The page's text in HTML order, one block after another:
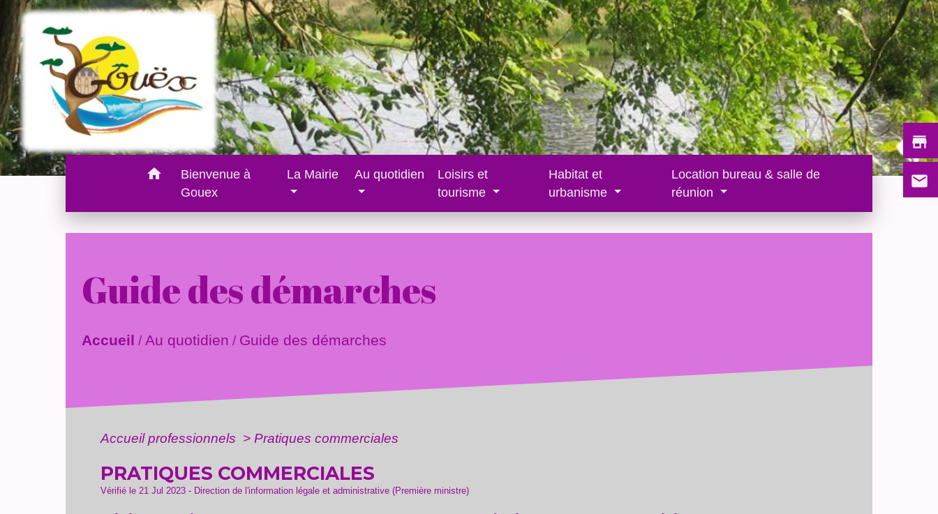
home
Bienvenue à
Gouex
La Mairie Au quotidien
Loisirs et
tourisme
Habitat et
urbanisme
Location bureau & salle de
réunion
Guide des démarches
Accueil / Au quotidien / Guide des démarches
Accueil professionnels > Pratiques commerciales
PRATIQUES COMMERCIALES
Vérifié le 21 Jul 2023 - Direction de l'information légale et administrative (Première ministre)
store
email